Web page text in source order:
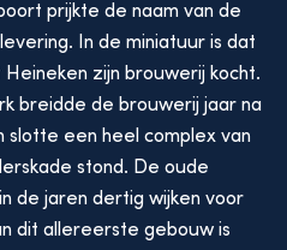
prijkte de naam van de
In de miniatuur is dat
zijn brouwerij kocht.
breidde de brouwerij jaar na
een heel complex van
stond. De oude
de jaren dertig wijken voor
dit allereerste gebouw is